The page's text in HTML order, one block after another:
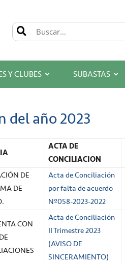
Y CLUBES SUBASTAS
del año 2023
ACTA DE
CONCILIACION
DE
DE
Acta de Conciliación
por falta de acuerdo
Nº058-2023-2022
CON
Acta de Conciliación
II Trimestre 2023
(AVISO DE
SINCERAMIENTO)